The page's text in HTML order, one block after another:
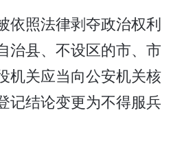
依照法律剥夺政治权利
治县、不设区的市、市
机关应当向公安机关核
记结论变更为不得服兵